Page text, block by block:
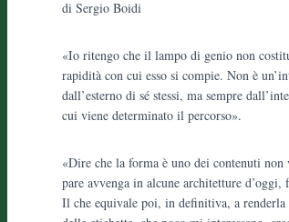
era:
€28.00.
è:
€26.60.
di Sergio Boidi
«Io ritengo che il lampo di genio non
rapidità con cui esso si compie. Non è
dall’esterno di sé stessi, ma sempre
cui viene determinato il percorso».
«Dire che la forma è uno dei contenuti
pare avvenga in alcune architetture d’oggi,
Il che equivale poi, in definitiva, a